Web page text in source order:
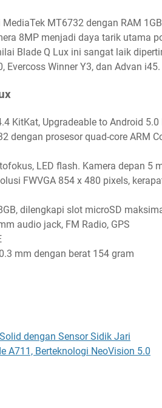
MT6732 dengan RAM
8MP menjadi daya tarik utama
Blade Q Lux ini sangat laik
Evercoss Winner Y3, dan Advan i45.
KitKat, Upgradeable to Android
dengan prosesor quad-core ARM
LED flash. Kamera depan 5
FWVGA 854 x 480 pixels,
dilengkapi slot microSD
audio jack, FM Radio, GPS
mm dengan berat 154 gram
dengan Sensor Sidik Jari
A711, Berteknologi NeoVision 5.0